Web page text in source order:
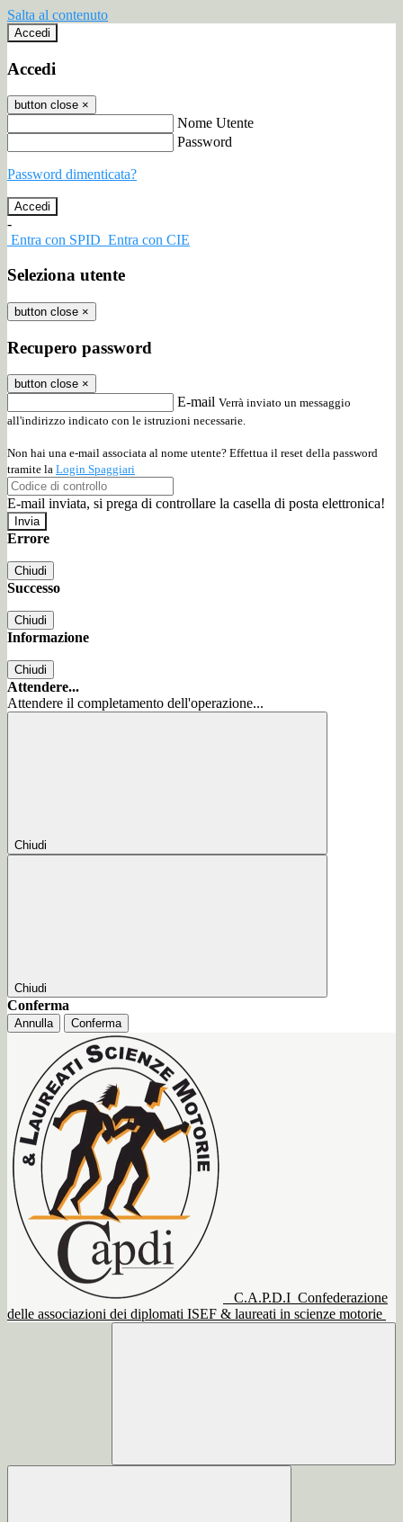
Salta al contenuto
Accedi
Accedi
button close ×
Nome Utente
Password
Password dimenticata?
-
Entra con SPID Entra con CIE
Seleziona utente
button close ×
Recupero password
button close ×
E-mail Verrà inviato un messaggio
all'indirizzo indicato con le istruzioni necessarie.
Non hai una e-mail associata al nome utente? Effettua il reset della password
tramite la Login Spaggiari
E-mail inviata, si prega di controllare la casella di posta elettronica!
Errore
Chiudi
Successo
Chiudi
Informazione
Chiudi
Attendere...
Attendere il completamento dell'operazione...
Chiudi
Chiudi
Conferma
Annulla Conferma
C.A.P.D.I Confederazione
delle associazioni dei diplomati ISEF & laureati in scienze motorie